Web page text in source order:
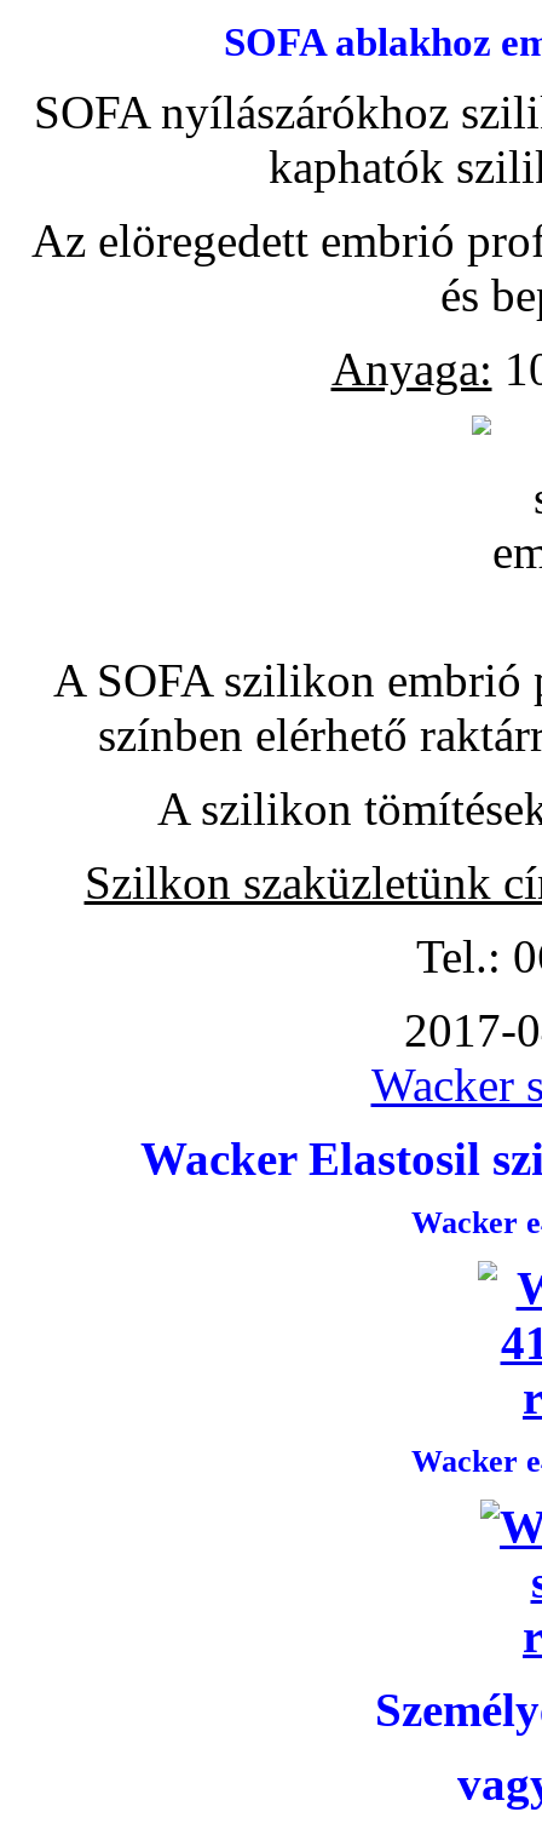
SOFA ablakhoz
SOFA nyílászárókhoz
kaphatók
Az elöregedett embrió
és
Anyaga:
A SOFA szilikon embrió
színben elérhető
A szilikon
Szilkon szaküzletünk
Tel.:
2017-
Wacker
Wacker Elastosil
Wacker
Wacker